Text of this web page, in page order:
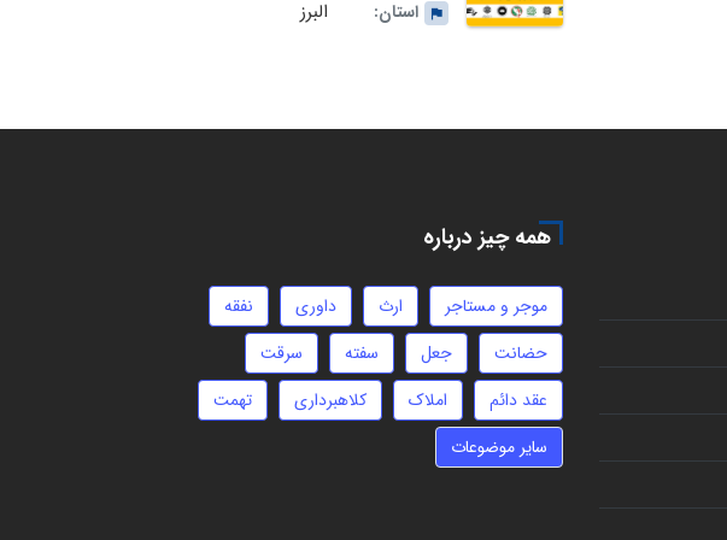
استان: البرز
همه چیز درباره
موجر و مستاجر ارث داوری
نفقه
حضانت
جعل سفته
سرقت
عقد دائم
املاک کلاهبرداری
تهمت
سایر موضوعات